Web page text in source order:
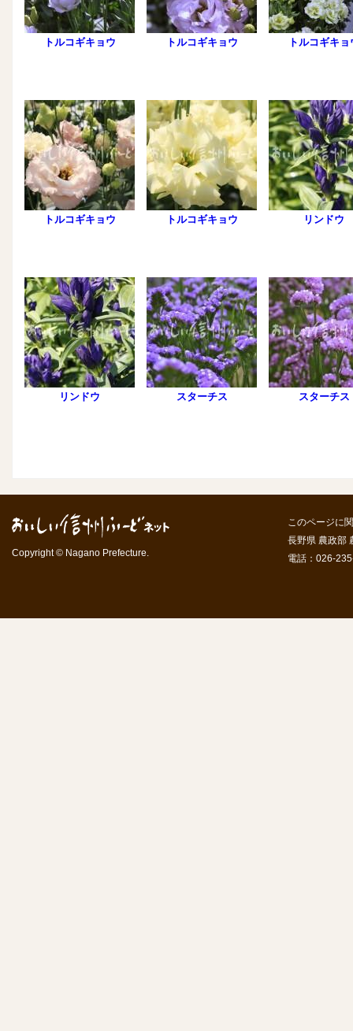
トルコギキョウ トルコギキョウ トルコギキョ
トルコギキョウ トルコギキョウ リンドウ
リンドウ スターチス スターチス
Copyright © Nagano Prefecture.
このページに
長野県 農政部
電話：026-